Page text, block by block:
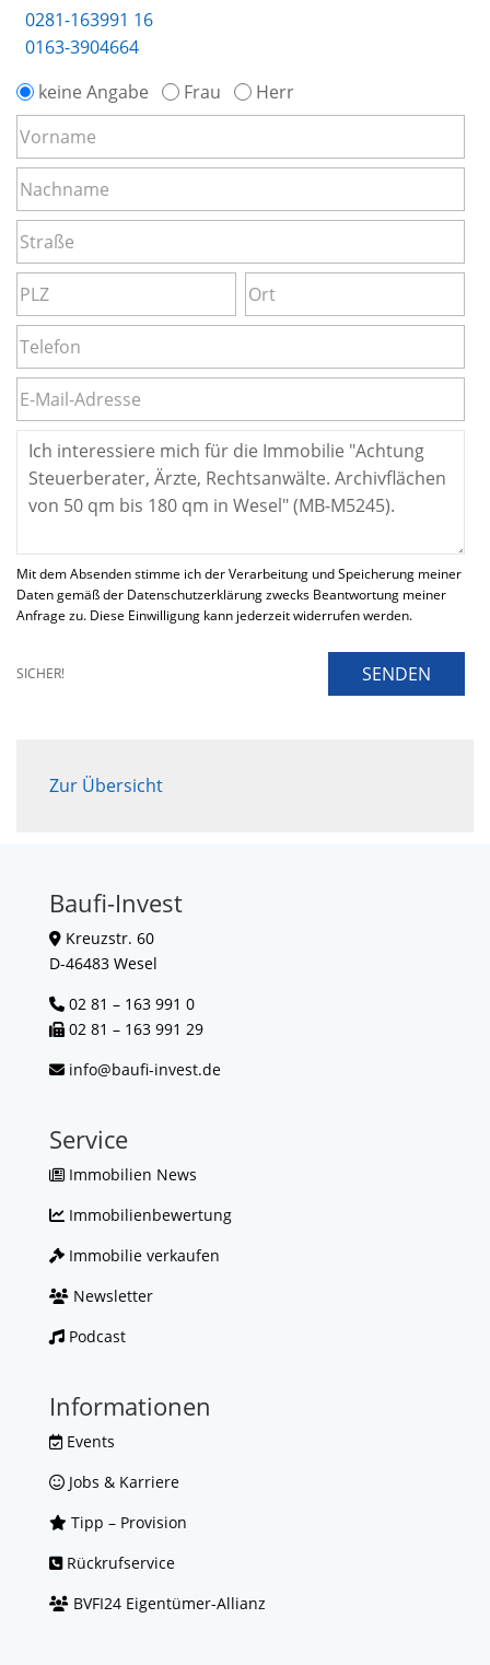
0281-163991 16
0163-3904664
keine Angabe
Frau Herr
Mit dem Absenden stimme ich der Verarbeitung und Speicherung meiner
Daten gemäß der Datenschutzerklärung zwecks Beantwortung meiner
Anfrage zu. Diese Einwilligung kann jederzeit widerrufen werden.
SICHER! SENDEN
Zur Übersicht
Baufi-Invest
Kreuzstr. 60
D-46483 Wesel
02 81 – 163 991 0
02 81 – 163 991 29
info@baufi-invest.de
Service
Immobilien News
Immobilienbewertung
Immobilie verkaufen
Newsletter
Podcast
Informationen
Events
Jobs & Karriere
Tipp – Provision
Rückrufservice
BVFI24 Eigentümer-Allianz